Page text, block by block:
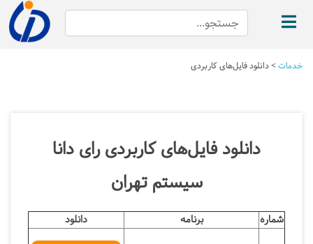
خدمات>دانلود فایل‌های کاربردی
دانلود فایل‌های کاربردی رای دانا
سیستم تهران
شماره برنامه دانلود